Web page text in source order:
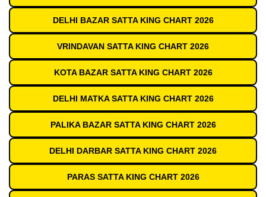
DELHI BAZAR SATTA KING CHART 2026
VRINDAVAN SATTA KING CHART 2026
KOTA BAZAR SATTA KING CHART 2026
DELHI MATKA SATTA KING CHART 2026
PALIKA BAZAR SATTA KING CHART 2026
DELHI DARBAR SATTA KING CHART 2026
PARAS SATTA KING CHART 2026